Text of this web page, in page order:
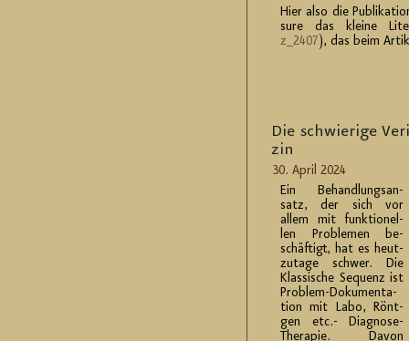
Hier also die
su­re das klei­ne
z_2407), das beim
Die schwie­ri­ge
zin
30. April 2024
Ein Be­hand­lungs­an­
satz, der sich vor
allem mit funk­tio­nel­
len Pro­ble­men be­
schäf­tigt, hat es heut­
zu­ta­ge schwer. Die
Klas­si­sche Se­quenz ist
Pro­blem-Do­ku­men­ta­
ti­on mit Labo, Rönt­
gen etc.- Dia­gno­se-
The­ra­pie. Davon